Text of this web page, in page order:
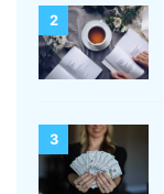
2
3